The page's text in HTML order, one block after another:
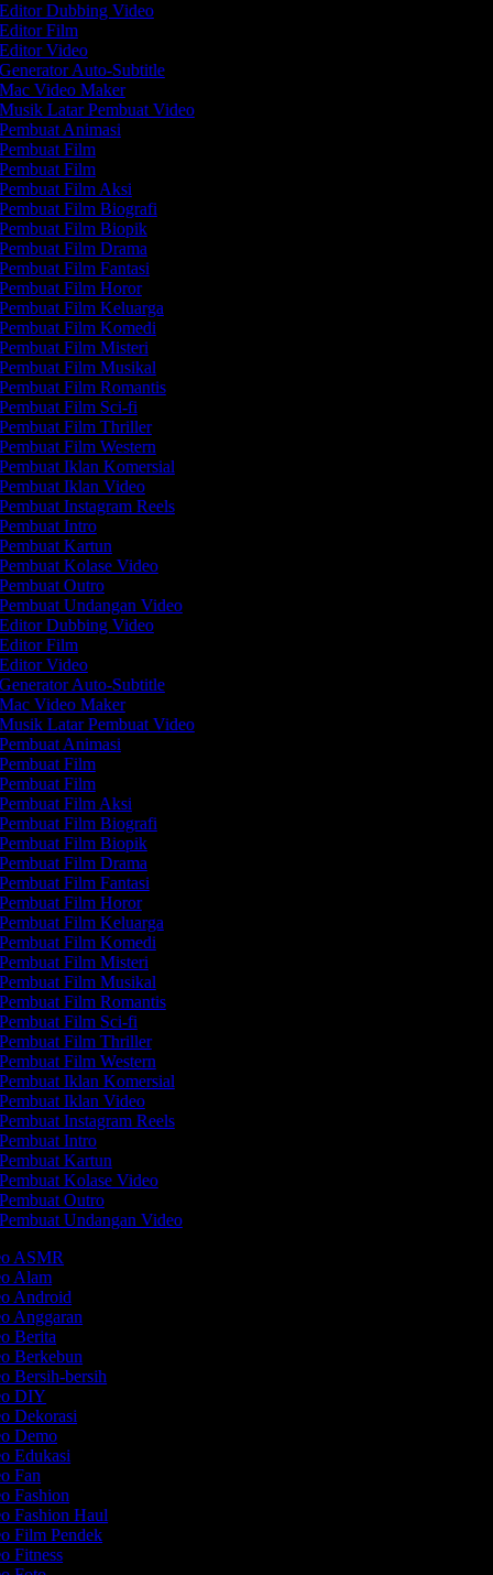
Dubbing Video
Film
Video
Auto-Subtitle
Video Maker
Latar Pembuat Video
Animasi
Film
Film
Film Aksi
Film Biografi
Film Biopik
Film Drama
Film Fantasi
Film Horor
Film Keluarga
Film Komedi
Film Misteri
Film Musikal
Film Romantis
Film Sci-fi
Film Thriller
Film Western
Iklan Komersial
Iklan Video
Instagram Reels
Intro
Kartun
Kolase Video
Outro
Undangan Video
Dubbing Video
Film
Video
Auto-Subtitle
Video Maker
Latar Pembuat Video
Animasi
Film
Film
Film Aksi
Film Biografi
Film Biopik
Film Drama
Film Fantasi
Film Horor
Film Keluarga
Film Komedi
Film Misteri
Film Musikal
Film Romantis
Film Sci-fi
Film Thriller
Film Western
Iklan Komersial
Iklan Video
Instagram Reels
Intro
Kartun
Kolase Video
Outro
Undangan Video
ASMR
Alam
Android
Anggaran
Berita
Berkebun
Bersih-bersih
DIY
Dekorasi
Demo
Edukasi
Fan
Fashion
Fashion Haul
Film Pendek
Fitness